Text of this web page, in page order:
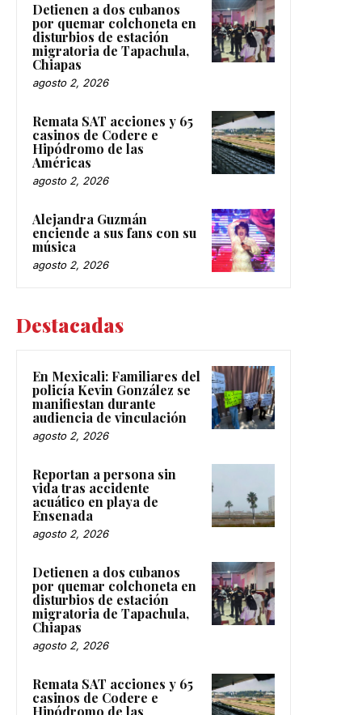
Detienen a dos cubanos
por quemar colchoneta en
disturbios de estación
migratoria de Tapachula,
Chiapas
agosto 2, 2026
Remata SAT acciones y 65
casinos de Codere e
Hipódromo de las
Américas
agosto 2, 2026
Alejandra Guzmán
enciende a sus fans con su
música
agosto 2, 2026
Destacadas
En Mexicali: Familiares del
policía Kevin González se
manifiestan durante
audiencia de vinculación
agosto 2, 2026
Reportan a persona sin
vida tras accidente
acuático en playa de
Ensenada
agosto 2, 2026
Detienen a dos cubanos
por quemar colchoneta en
disturbios de estación
migratoria de Tapachula,
Chiapas
agosto 2, 2026
Remata SAT acciones y 65
casinos de Codere e